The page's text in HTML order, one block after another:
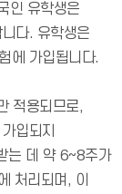
인 유학생은
다. 유학생은
에 가입됩니다.
적용되므로,
입되지
는 데 약 6~8주가
처리되며, 이